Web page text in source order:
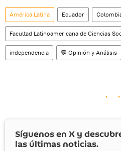
social rusa VK .
América Latina Ecuador
Facultad Latinoamericana de Ciencias
independencia 💬 Opinión y Análisis
Síguenos en X y
las últimas noticias.